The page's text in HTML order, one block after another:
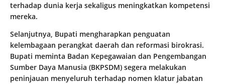
terhadap dunia kerja sekaligus meningkatkan kompetensi
mereka.
Selanjutnya, Bupati mengharapkan penguatan
kelembagaan perangkat daerah dan reformasi birokrasi.
Bupati meminta Badan Kepegawaian dan Pengembangan
Sumber Daya Manusia (BKPSDM) segera melakukan
peninjauan menyeluruh terhadap nomen klatur jabatan